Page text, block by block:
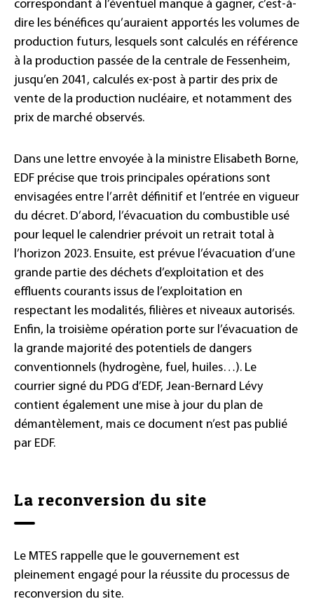
correspondant à l’éventuel manque à gagner, c’est-à-
dire les bénéfices qu’auraient apportés les volumes de
production futurs, lesquels sont calculés en référence
à la production passée de la centrale de Fessenheim,
jusqu’en 2041, calculés ex-post à partir des prix de
vente de la production nucléaire, et notamment des
prix de marché observés.
Dans une lettre envoyée à la ministre Elisabeth Borne,
EDF précise que trois principales opérations sont
envisagées entre l’arrêt définitif et l’entrée en vigueur
du décret. D’abord, l’évacuation du combustible usé
pour lequel le calendrier prévoit un retrait total à
l’horizon 2023. Ensuite, est prévue l’évacuation d’une
grande partie des déchets d’exploitation et des
effluents courants issus de l’exploitation en
respectant les modalités, filières et niveaux autorisés.
Enfin, la troisième opération porte sur l’évacuation de
la grande majorité des potentiels de dangers
conventionnels (hydrogène, fuel, huiles…). Le
courrier signé du PDG d’EDF, Jean-Bernard Lévy
contient également une mise à jour du plan de
démantèlement, mais ce document n’est pas publié
par EDF.
La reconversion du site
Le MTES rappelle que le gouvernement est
pleinement engagé pour la réussite du processus de
reconversion du site.